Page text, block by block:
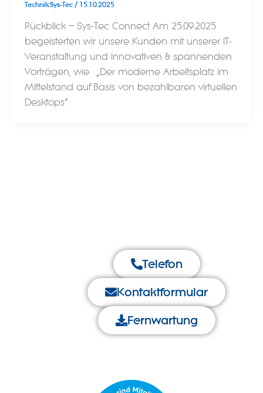
Technik.Sys-Tec / 15.10.2025
Rückblick – Sys-Tec Connect Am 25.09.2025
begeisterten wir unsere Kunden mit unserer IT-
Veranstaltung und innovativen & spannenden
Vorträgen, wie „Der moderne Arbeitsplatz im
Mittelstand auf Basis von bezahlbaren virtuellen
Desktops“
Telefon
Kontaktformular
Fernwartung